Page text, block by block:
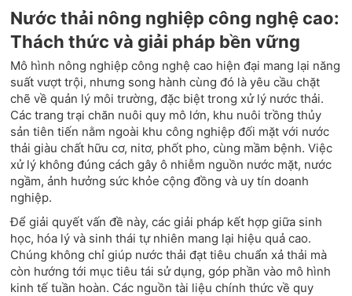
Nước thải nông nghiệp công nghệ cao:
Thách thức và giải pháp bền vững
Mô hình nông nghiệp công nghệ cao hiện đại mang lại năng
suất vượt trội, nhưng song hành cùng đó là yêu cầu chặt
chẽ về quản lý môi trường, đặc biệt trong xử lý nước thải.
Các trang trại chăn nuôi quy mô lớn, khu nuôi trồng thủy
sản tiên tiến nằm ngoài khu công nghiệp đối mặt với nước
thải giàu chất hữu cơ, nitơ, phốt pho, cùng mầm bệnh. Việc
xử lý không đúng cách gây ô nhiễm nguồn nước mặt, nước
ngầm, ảnh hưởng sức khỏe cộng đồng và uy tín doanh
nghiệp.
Để giải quyết vấn đề này, các giải pháp kết hợp giữa sinh
học, hóa lý và sinh thái tự nhiên mang lại hiệu quả cao.
Chúng không chỉ giúp nước thải đạt tiêu chuẩn xả thải mà
còn hướng tới mục tiêu tái sử dụng, góp phần vào mô hình
kinh tế tuần hoàn. Các nguồn tài liệu chính thức về quy